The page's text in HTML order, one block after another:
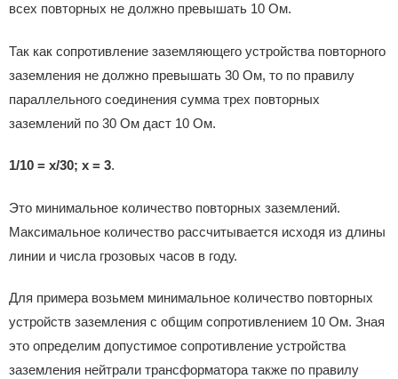
всех повторных не должно превышать 10 Ом.
Так как сопротивление заземляющего устройства повторного
заземления не должно превышать 30 Ом, то по правилу
параллельного соединения сумма трех повторных
заземлений по 30 Ом даст 10 Ом.
1/10 = x/30; x = 3.
Это минимальное количество повторных заземлений.
Максимальное количество рассчитывается исходя из длины
линии и числа грозовых часов в году.
Для примера возьмем минимальное количество повторных
устройств заземления с общим сопротивлением 10 Ом. Зная
это определим допустимое сопротивление устройства
заземления нейтрали трансформатора также по правилу